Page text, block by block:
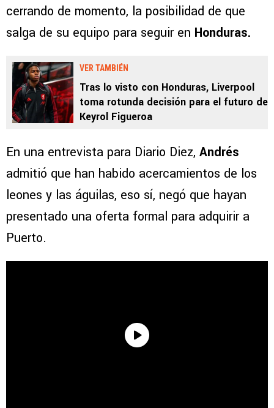
cerrando de momento, la posibilidad de que
salga de su equipo para seguir en Honduras.
VER TAMBIÉN
Tras lo visto con Honduras, Liverpool
toma rotunda decisión para el futuro de
Keyrol Figueroa
En una entrevista para Diario Diez, Andrés
admitió que han habido acercamientos de los
leones y las águilas, eso sí, negó que hayan
presentado una oferta formal para adquirir a
Puerto.